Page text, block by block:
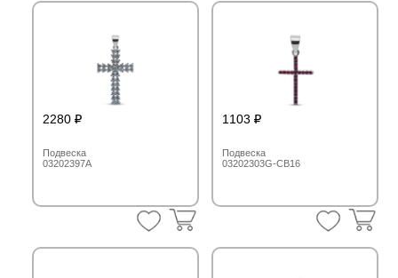
1103
Подвеска
03202303G-CB16
2280
Подвеска
03202397A